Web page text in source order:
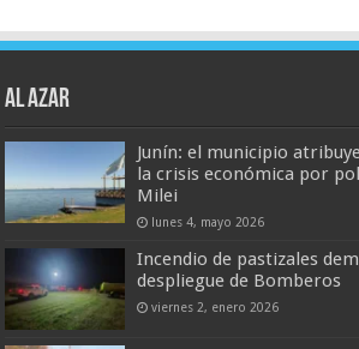
AL AZAR
Junín: el municipio
la crisis económica por
Milei
lunes 4, mayo 2026
Incendio de pastizales
despliegue de Bomberos
viernes 2, enero 2026